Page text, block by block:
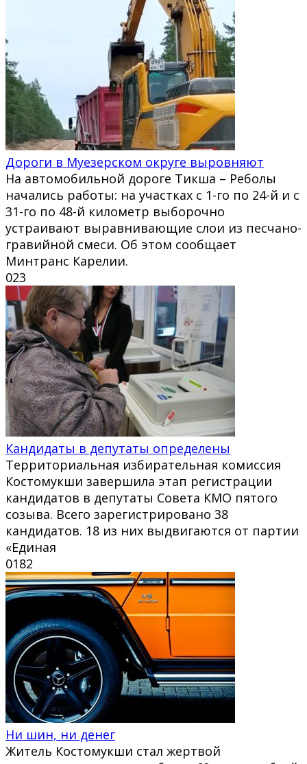
Дороги в Муезерском округе выровняют
На автомобильной дороге Тикша – Реболы
начались работы: на участках с 1-го по 24-й и с
31-го по 48-й километр выборочно
устраивают выравнивающие слои из песчано-
гравийной смеси. Об этом сообщает
Минтранс Карелии.
023
Кандидаты в депутаты определены
Территориальная избирательная комиссия
Костомукши завершила этап регистрации
кандидатов в депутаты Совета КМО пятого
созыва. Всего зарегистрировано 38
кандидатов. 18 из них выдвигаются от партии
«Единая
0182
Ни шин, ни денег
Житель Костомукши стал жертвой